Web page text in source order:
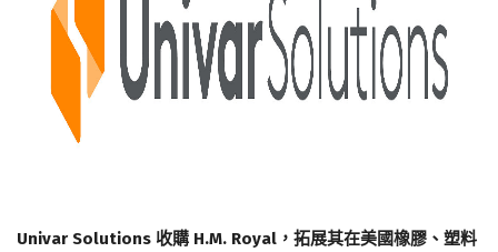
Univar Solutions 收購 H.M. Royal，拓展其在美國橡膠、塑料